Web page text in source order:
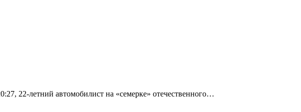
22-летний автомобилист на «семерке» отечественного…